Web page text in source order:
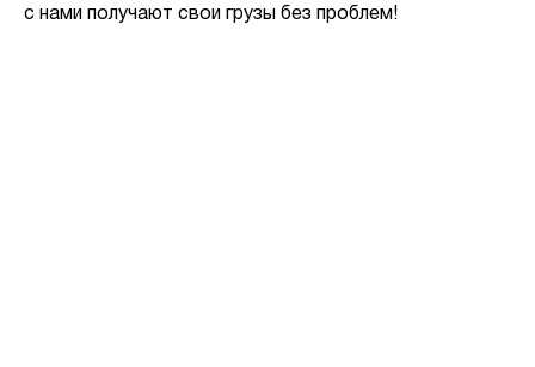
с нами получают свои грузы без проблем!